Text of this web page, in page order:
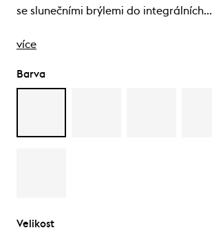
se slunečními brýlemi do integrálních…
více
Barva
Velikost